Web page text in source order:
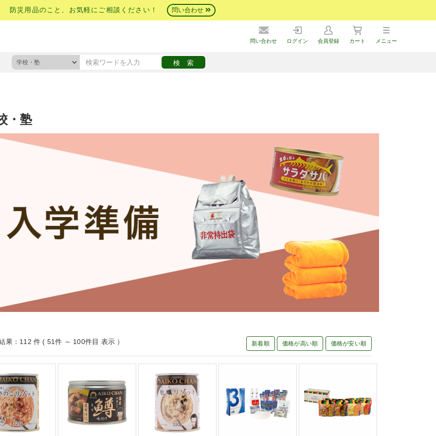
防災用品のこと、お気軽にご相談ください！ 問い合わせ
問い合わせ ログイン 会員登録 カート メニュー
・塾
果：112 件 ( 51件 ～ 100件目 表示 ） 新着順 価格が高い順 価格が安い順